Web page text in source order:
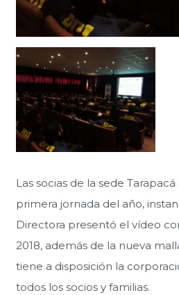
Las socias de la sede
primera jornada del año,
Directora presentó el vídeo
2018, además de la nueva
tiene a disposición la
todos los socios y familias.